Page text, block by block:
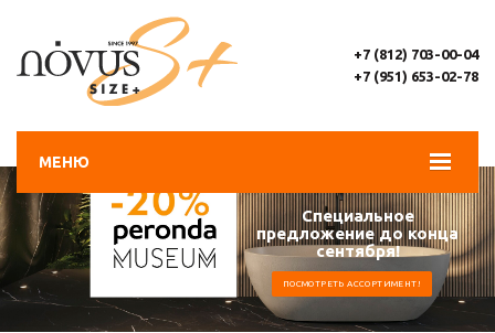
МЕНЮ
+7 (812) 703-00-04
+7 (951) 653-02-78
Специальное
предложение до конца
сентября!
ПОСМОТРЕТЬ АССОРТИМЕНТ!